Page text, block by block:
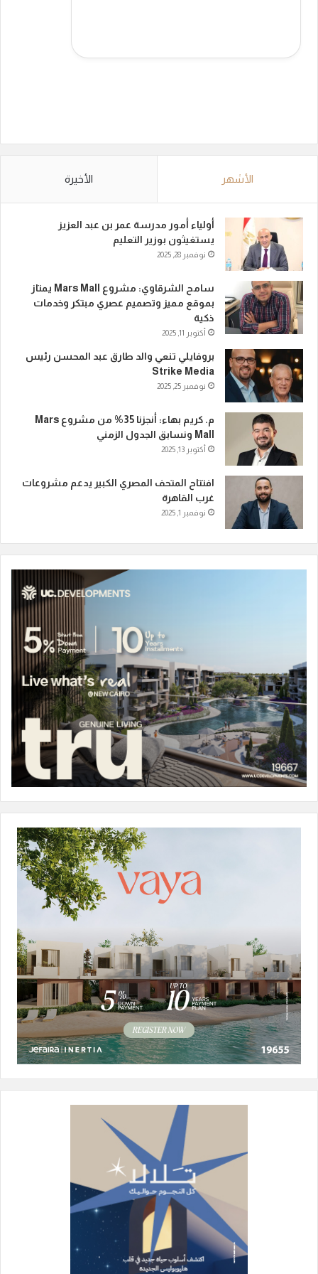
الأشهر الأخيرة
أولياء أمور مدرسة عمر بن عبد العزيز
يستغيثون بوزير التعليم
نوفمبر 28, 2025
سامح الشرقاوي: مشروع Mars Mall يمتاز
بموقع مميز وتصميم عصري مبتكر وخدمات
ذكية
أكتوبر 11, 2025
بروفايلي تنعي والد طارق عبد المحسن رئيس
Strike Media
نوفمبر 25, 2025
م. كريم بهاء: أنجزنا 35% من مشروع Mars
Mall ونسابق الجدول الزمني
أكتوبر 13, 2025
افتتاح المتحف المصري الكبير يدعم مشروعات
غرب القاهرة
نوفمبر 1, 2025